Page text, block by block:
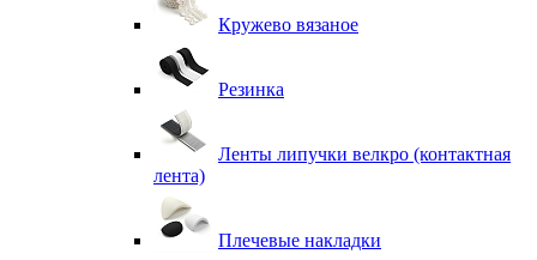
Кружево вязаное
Резинка
Ленты липучки велкро (контактная
лента)
Плечевые накладки